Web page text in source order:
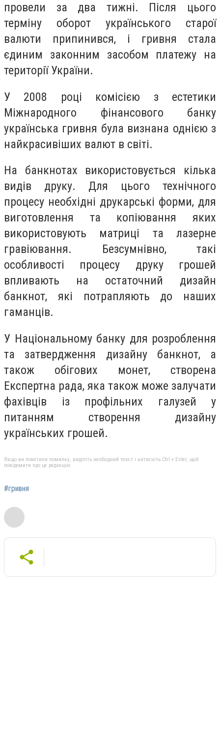
провели за два тижні. Після цього
терміну оборот українського старої
валюти припинився, і гривня стала
єдиним законним засобом платежу на
території України.
У 2008 році комісією з естетики
Міжнародного фінансового банку
українська гривня була визнана однією з
найкрасивіших валют в світі.
На банкнотах використовується кілька
видів друку. Для цього технічного
процесу необхідні друкарські форми, для
виготовлення та копіювання яких
використовують матриці та лазерне
гравіювання. Безсумнівно, такі
особливості процесу друку грошей
впливають на остаточний дизайн
банкнот, які потрапляють до наших
гаманців.
У Національному банку для розроблення
та затвердження дизайну банкнот, а
також обігових монет, створена
Експертна рада, яка також може залучати
фахівців із профільних галузей у
питанням створення дизайну
українських грошей.
Якщо ви помітили помилку, виділіть необхідний текст і натисніть Ctrl + Enter, щоб
повідомити про це редакцію
#гривня